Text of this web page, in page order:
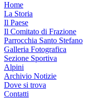
Home
La Storia
Il Paese
Il Comitato di Frazione
Parrocchia Santo Stefano
Galleria Fotografica
Sezione Sportiva
Alpini
Archivio Notizie
Dove si trova
Contatti